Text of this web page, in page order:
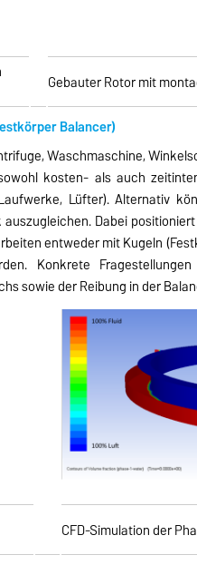
Gebauter Rotor mit
Balancer)
Waschmaschine,
kosten- als auch
Lüfter). Alternativ
Dabei
entweder mit Kugeln
Konkrete
sowie der Reibung in der
CFD-Simulation der